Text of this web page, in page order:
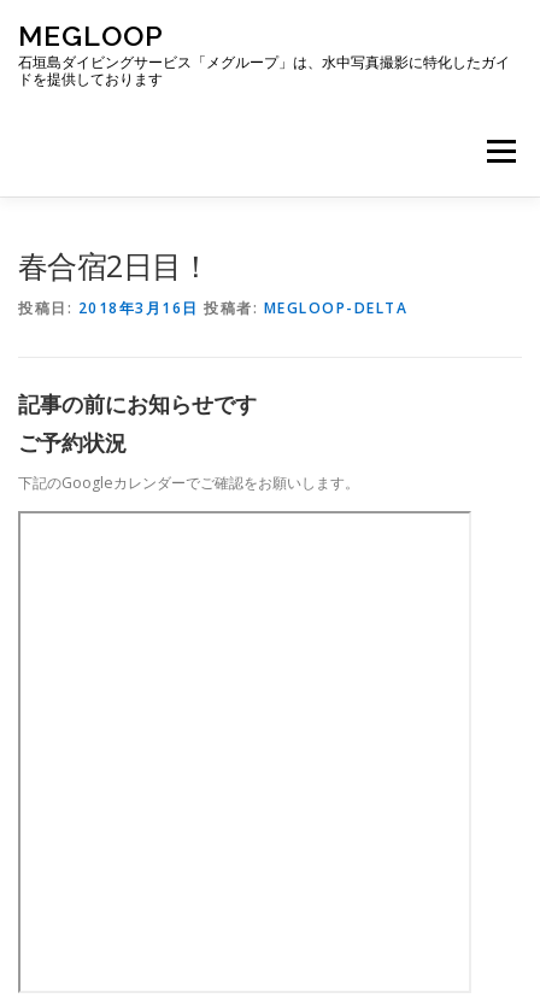
ッ
MEGLOOP
石垣島ダイビングサービス「メグループ」は、水中写真撮影に特化したガイ
ドを提供しております
メニュー
春合宿2日目！
投稿日: 2018年3月16日 投稿者: MEGLOOP-DELTA
記事の前にお知らせです
ご予約状況
下記のGoogleカレンダーでご確認をお願いします。